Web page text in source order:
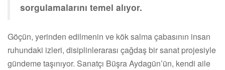
sorgulamalarını temel alıyor.
Göçün, yerinden edilmenin ve kök salma çabasının insan
ruhundaki izleri, disiplinlerarası çağdaş bir sanat projesiyle
gündeme taşınıyor. Sanatçı Büşra Aydagün’ün, kendi aile